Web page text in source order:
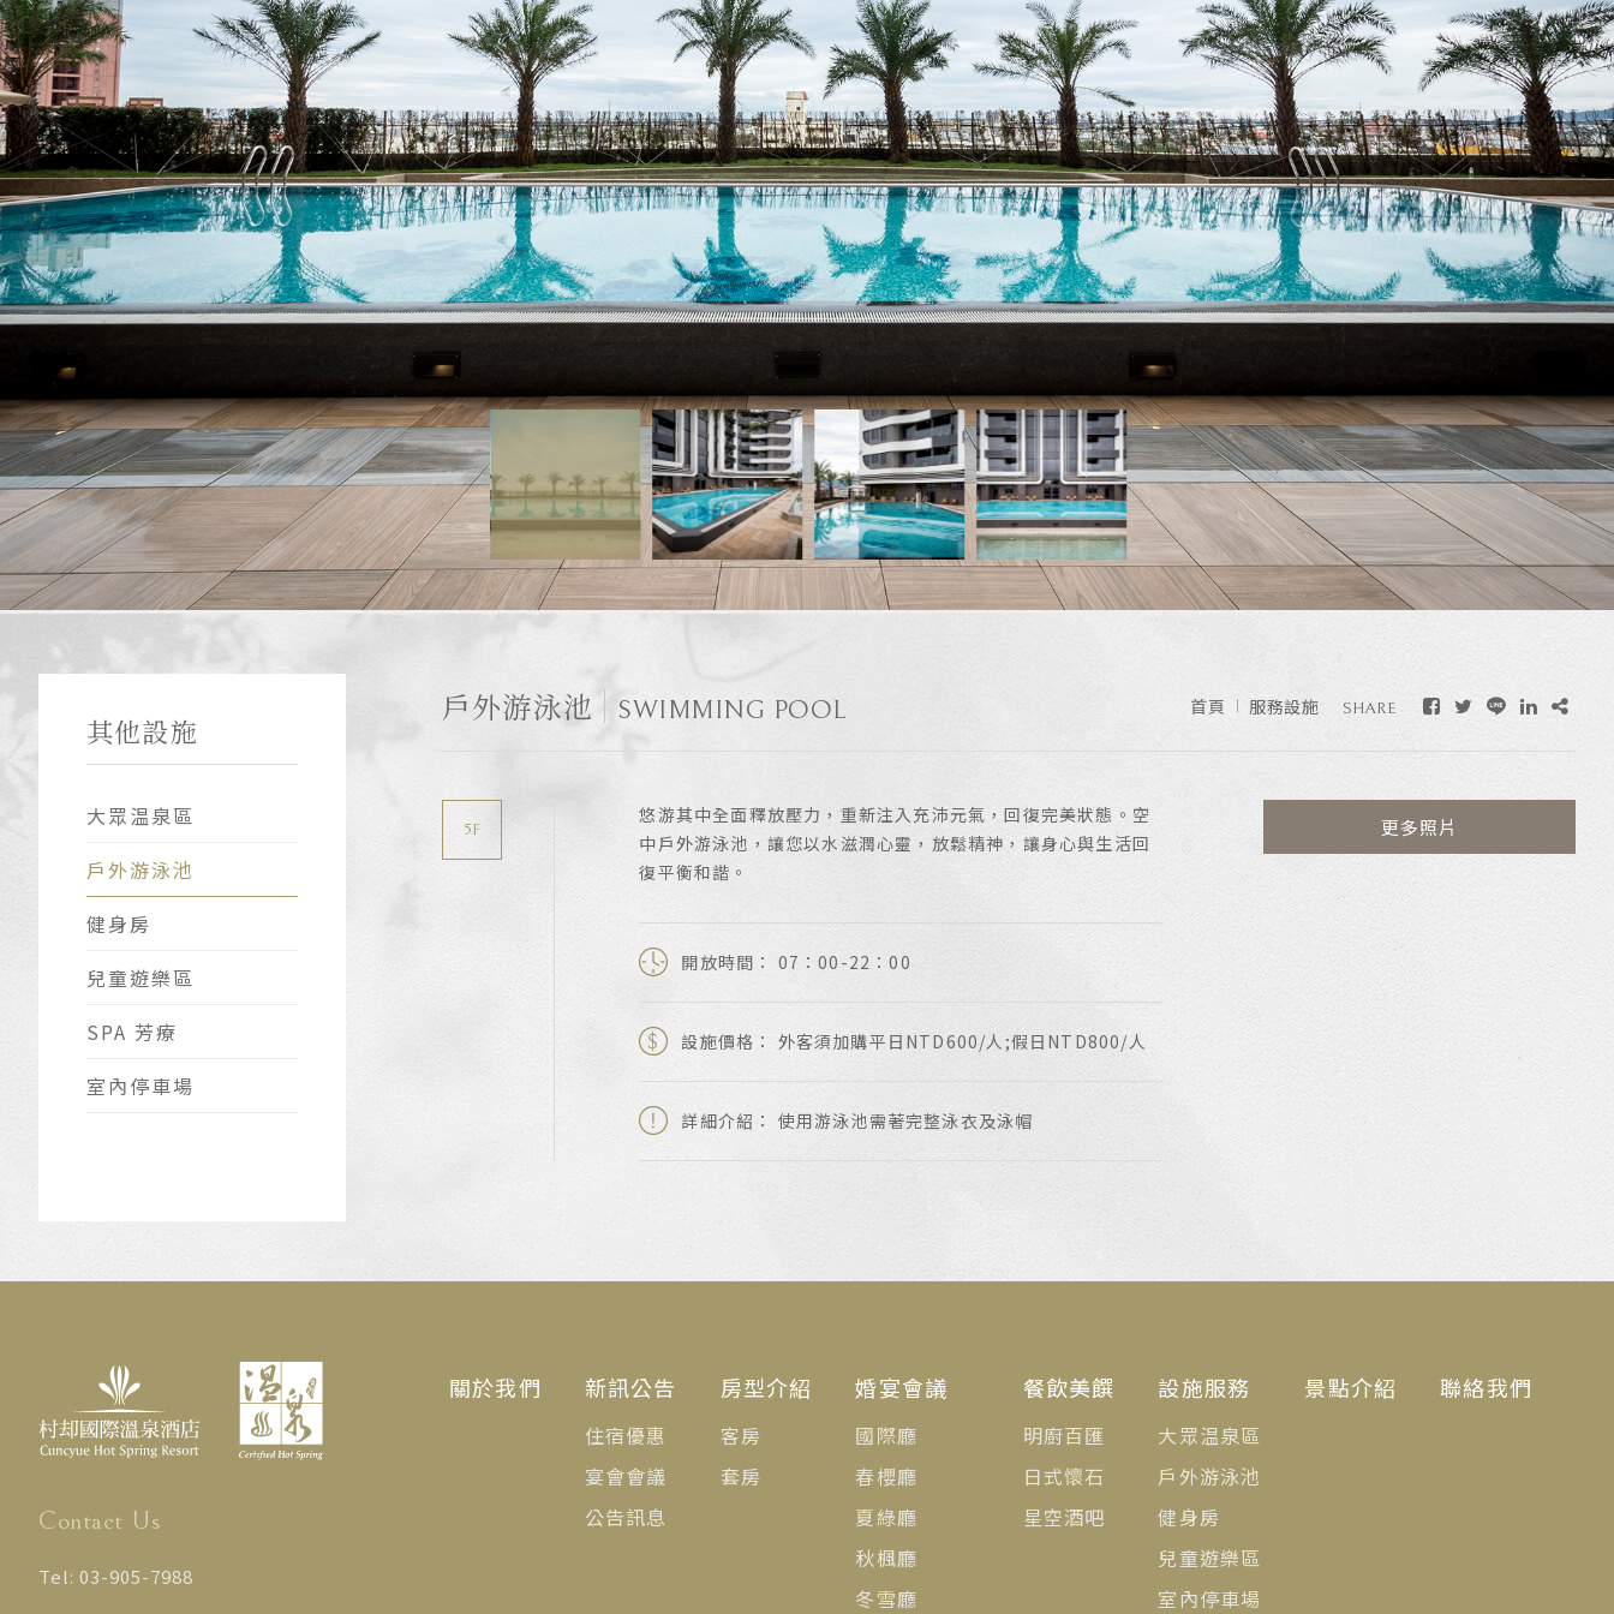
其他設施
大眾温泉區
戶外游泳池
健身房
兒童遊樂區
SPA 芳療
室內停車場
戶外游泳池 SWIMMING POOL 首頁 服務設施 SHARE
5F
悠游其中全面釋放壓力，重新注入充沛元氣，回復完美狀態。空
中戶外游泳池，讓您以水滋潤心靈，放鬆精神，讓身心與生活回
復平衡和諧。
開放時間： 07：00-22：00
設施價格： 外客須加購平日NTD600/人;假日NTD800/人
詳細介紹： 使用游泳池需著完整泳衣及泳帽
更多照片
Contact Us
Tel: 03-905-7988
關於我們 新訊公告
住宿優惠
宴會會議
公告訊息
房型介紹
客房
套房
婚宴會議
國際廳
春櫻廳
夏綠廳
秋楓廳
冬雪廳
餐飲美饌
明廚百匯
日式懷石
星空酒吧
設施服務
大眾温泉區
戶外游泳池
健身房
兒童遊樂區
室內停車場
景點介紹 聯絡我們